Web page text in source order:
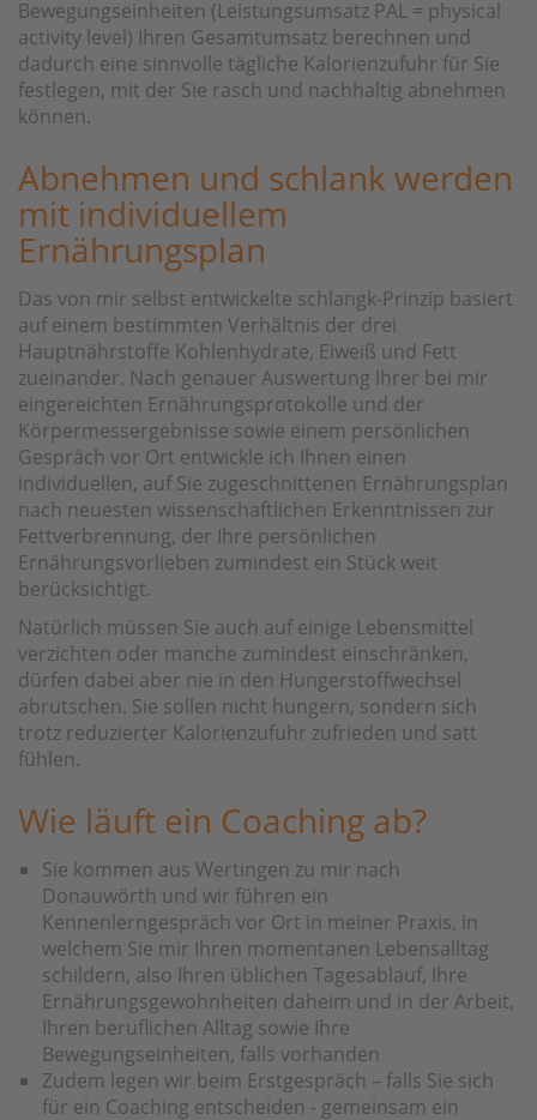
Bewegungseinheiten (Leistungsumsatz PAL = physical
activity level) Ihren Gesamtumsatz berechnen und
dadurch eine sinnvolle tägliche Kalorienzufuhr für Sie
festlegen, mit der Sie rasch und nachhaltig abnehmen
können.
Abnehmen und schlank werden
mit individuellem
Ernährungsplan
Das von mir selbst entwickelte schlangk-Prinzip basiert
auf einem bestimmten Verhältnis der drei
Hauptnährstoffe Kohlenhydrate, Eiweiß und Fett
zueinander. Nach genauer Auswertung Ihrer bei mir
eingereichten Ernährungsprotokolle und der
Körpermessergebnisse sowie einem persönlichen
Gespräch vor Ort entwickle ich Ihnen einen
individuellen, auf Sie zugeschnittenen Ernährungsplan
nach neuesten wissenschaftlichen Erkenntnissen zur
Fettverbrennung, der Ihre persönlichen
Ernährungsvorlieben zumindest ein Stück weit
berücksichtigt.
Natürlich müssen Sie auch auf einige Lebensmittel
verzichten oder manche zumindest einschränken,
dürfen dabei aber nie in den Hungerstoffwechsel
abrutschen. Sie sollen nicht hungern, sondern sich
trotz reduzierter Kalorienzufuhr zufrieden und satt
fühlen.
Wie läuft ein Coaching ab?
Sie kommen aus Wertingen zu mir nach
Donauwörth und wir führen ein
Kennenlerngespräch vor Ort in meiner Praxis, in
welchem Sie mir Ihren momentanen Lebensalltag
schildern, also Ihren üblichen Tagesablauf, Ihre
Ernährungsgewohnheiten daheim und in der Arbeit,
Ihren beruflichen Alltag sowie Ihre
Bewegungseinheiten, falls vorhanden
Zudem legen wir beim Erstgespräch – falls Sie sich
für ein Coaching entscheiden - gemeinsam ein